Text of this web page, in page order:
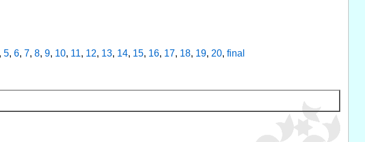
5, 6, 7, 8, 9, 10, 11, 12, 13, 14, 15, 16, 17, 18, 19, 20, final